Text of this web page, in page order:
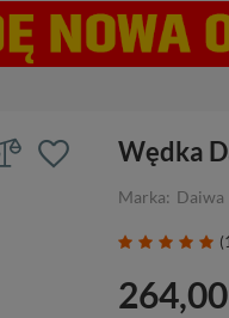
Wędka
Marka: Daiwa
264,00